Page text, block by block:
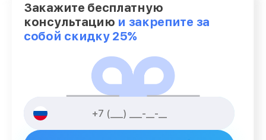
Закажите бесплатную
консультацию и закрепите за
собой скидку 25%